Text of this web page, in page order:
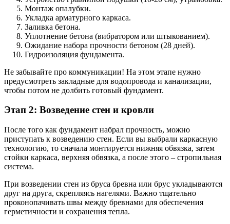
Монтаж опалубки.
Укладка арматурного каркаса.
Заливка бетона.
Уплотнение бетона (вибратором или штыкованием).
Ожидание набора прочности бетоном (28 дней).
Гидроизоляция фундамента.
Не забывайте про коммуникации! На этом этапе нужно
предусмотреть закладные для водопровода и канализации,
чтобы потом не долбить готовый фундамент.
Этап 2: Возведение стен и кровли
После того как фундамент набрал прочность, можно
приступать к возведению стен. Если вы выбрали каркасную
технологию, то сначала монтируется нижняя обвязка, затем
стойки каркаса, верхняя обвязка, а после этого – стропильная
система.
При возведении стен из бруса бревна или брус укладываются
друг на друга, скрепляясь нагелями. Важно тщательно
проконопачивать швы между бревнами для обеспечения
герметичности и сохранения тепла.